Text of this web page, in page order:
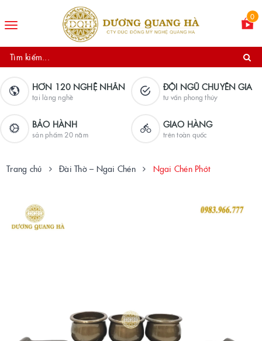
Toggle
0
HƠN 120 NGHỆ NHÂN
tại làng nghề
ĐỘI NGŨ CHUYÊN GIA
tư vấn phong thủy
BẢO HÀNH
sản phẩm 20 năm
GIAO HÀNG
trên toàn quốc
Trang chủ Đài Thờ – Ngai Chén Ngai Chén Phớt